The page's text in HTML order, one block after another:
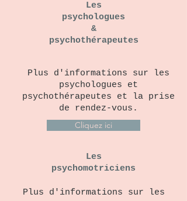
Les
psychologues
&
psychothérapeutes
Plus d'informations sur les
psychologues et
psychothérapeutes et la prise
de rendez-vous.
Cliquez ici
Les
psychomotriciens
Plus d'informations sur les